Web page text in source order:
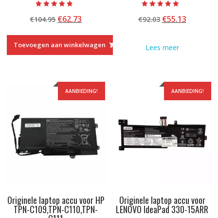
met
4.50
€104.95 Oorspronkelijke
was:
€104.95.
€62.73
is:
€62.73.
Toevoegen aan winkelwagen
5.00
van 5
€92.03
€92.03.
€55.13Huidige
Lees meer
AANBIEDING!
Originele laptop accu voor HP
TPN-C109,TPN-C110,TPN-
AANBIEDING!
Originele laptop accu voor
LENOVO IdeaPad 330-15ARR